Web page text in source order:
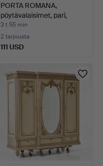
PORTA ROMANA,
pöytävalaisimet, pari,
malli…
3 t 55 min
2 tarjousta
111 USD